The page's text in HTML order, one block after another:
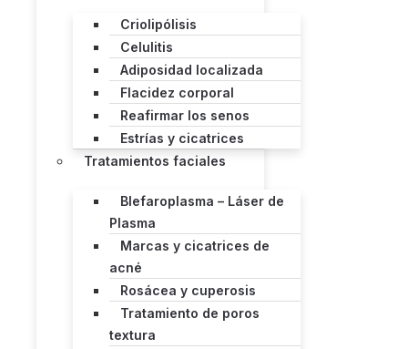
Criolipólisis
Celulitis
Adiposidad localizada
Flacidez corporal
Reafirmar los senos
Estrías y cicatrices
Tratamientos faciales
Blefaroplasma – Láser de
Plasma
Marcas y cicatrices de
acné
Rosácea y cuperosis
Tratamiento de poros
textura